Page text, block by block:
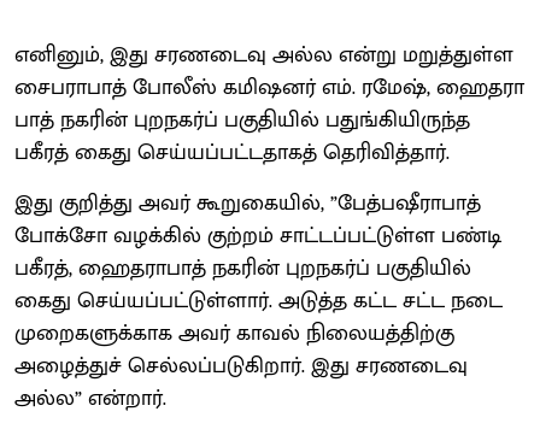
எனினும், இது சரணடைவு அல்ல என்று மறுத்​துள்ள
சைப​ரா​பாத் போலீஸ் கமிஷனர் எம். ரமேஷ், ஹைத​ரா​
பாத் நகரின் புறநகர்ப் பகு​தி​யில் பதுங்​கி​யிருந்த
பகீரத் கைது செய்​யப்​பட்​ட​தாகத் தெரிவித்​தார்.
இது குறித்து அவர் கூறுகை​யில், ”பேத்​பஷீ​ரா​பாத்
போக்சோ வழக்கில் குற்​றம் சாட்​டப்​பட்​டுள்ள பண்டி
பகீரத், ஹைத​ரா​பாத் நகரின் புறநகர்ப் பகு​தி​யில்
கைது செய்​யப்​பட்​டுள்​ளார். அடுத்த கட்ட சட்ட நடை​
முறை​களுக்​காக அவர் காவல் நிலை​யத்​திற்கு
அழைத்​துச் செல்​லப்​படு​கிறார். இது சரணடைவு
அல்ல” என்​றார்.